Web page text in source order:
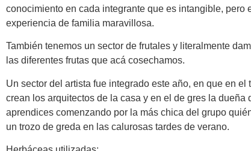
conocimiento en cada integrante que es intangible, pero
experiencia de familia maravillosa.
También tenemos un sector de frutales y literalmente
las diferentes frutas que acá cosechamos.
Un sector del artista fue integrado este año, en que en el
crean los arquitectos de la casa y en el de gres la dueña
aprendices comenzando por la más chica del grupo
un trozo de greda en las calurosas tardes de verano.